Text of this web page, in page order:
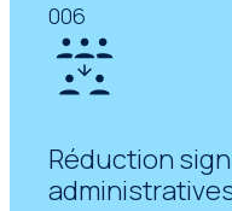
006
Réduction